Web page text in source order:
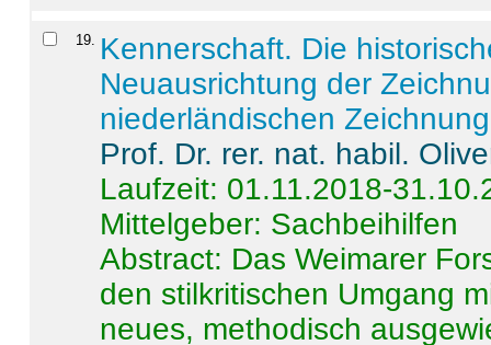
19
Kennerschaft. Die
Neuausrichtung der
niederländischen
Prof. Dr. rer. nat. habil.
Laufzeit: 01.11.2018-
Mittelgeber: Sachbeihilfen
Abstract: Das Weimarer
den stilkritischen Umgang
neues, methodisch